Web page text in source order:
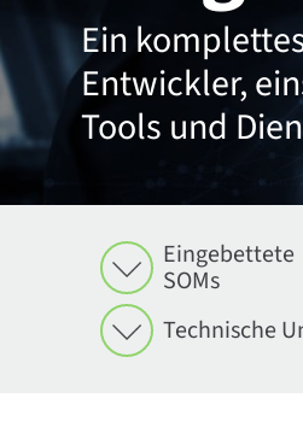
Ein
Entwickler,
Tools und
Eingebettete
SOMs
Technische